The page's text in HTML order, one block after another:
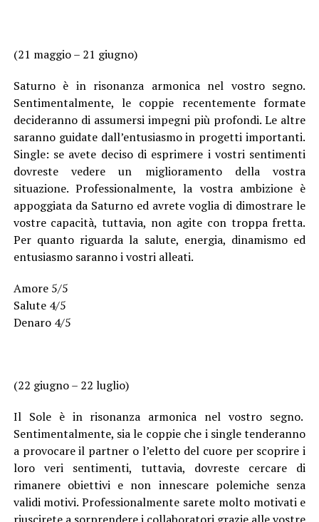
(21 maggio – 21 giugno)
Saturno è in risonanza armonica nel vostro segno.
Sentimentalmente, le coppie recentemente formate
decideranno di assumersi impegni più profondi. Le altre
saranno guidate dall’entusiasmo in progetti importanti.
Single: se avete deciso di esprimere i vostri sentimenti
dovreste vedere un miglioramento della vostra
situazione. Professionalmente, la vostra ambizione è
appoggiata da Saturno ed avrete voglia di dimostrare le
vostre capacità, tuttavia, non agite con troppa fretta.
Per quanto riguarda la salute, energia, dinamismo ed
entusiasmo saranno i vostri alleati.
Amore 5/5
Salute 4/5
Denaro 4/5
(22 giugno – 22 luglio)
Il Sole è in risonanza armonica nel vostro segno.
Sentimentalmente, sia le coppie che i single tenderanno
a provocare il partner o l’eletto del cuore per scoprire i
loro veri sentimenti, tuttavia, dovreste cercare di
rimanere obiettivi e non innescare polemiche senza
validi motivi. Professionalmente sarete molto motivati e